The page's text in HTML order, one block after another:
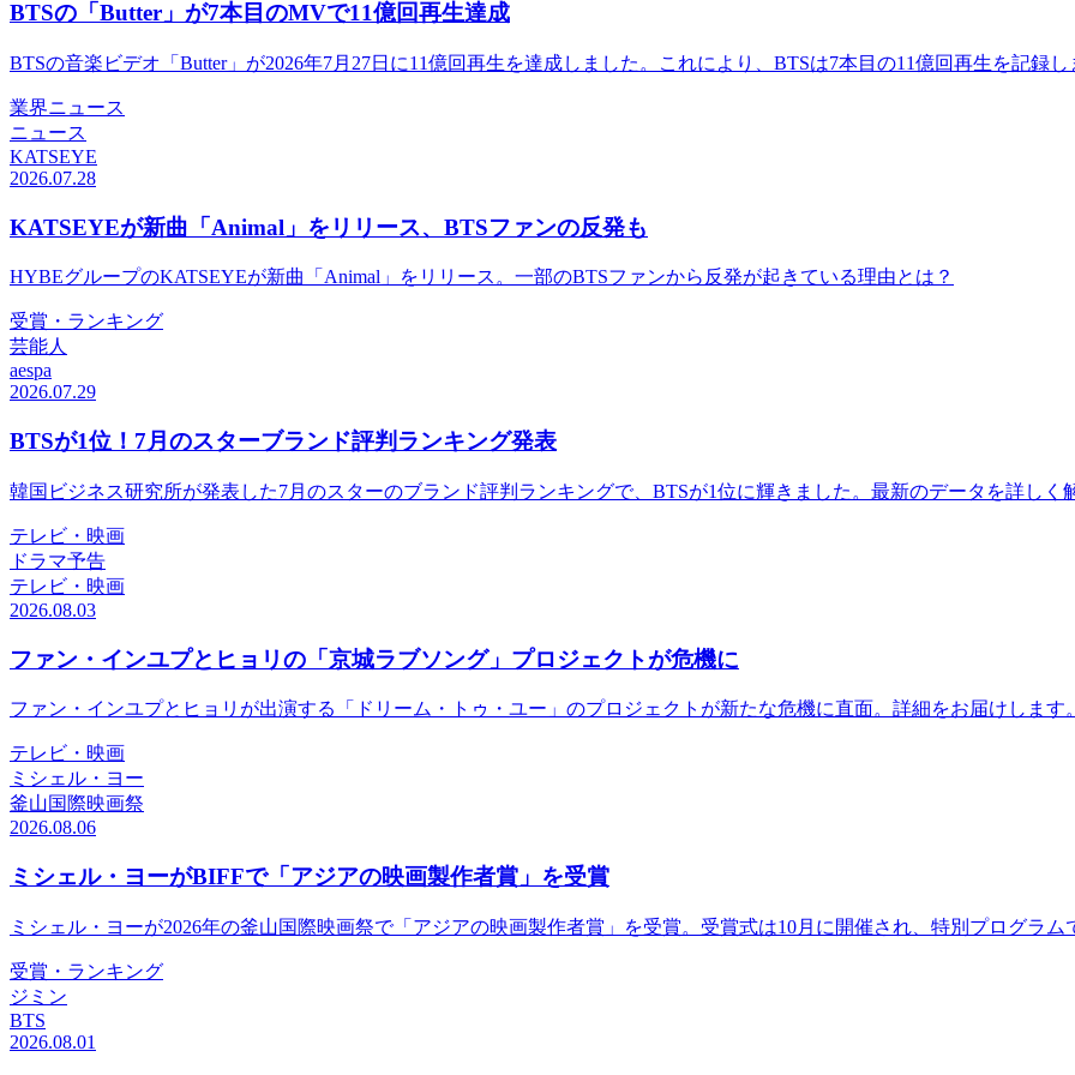
BTSの「Butter」が7本目のMVで11億回再生達成
BTSの音楽ビデオ「Butter」が2026年7月27日に11億回再生を達成しました。これにより、BTSは7本目の11億回再生を記録し
業界ニュース
ニュース
KATSEYE
2026.07.28
KATSEYEが新曲「Animal」をリリース、BTSファンの反発も
HYBEグループのKATSEYEが新曲「Animal」をリリース。一部のBTSファンから反発が起きている理由とは？
受賞・ランキング
芸能人
aespa
2026.07.29
BTSが1位！7月のスターブランド評判ランキング発表
韓国ビジネス研究所が発表した7月のスターのブランド評判ランキングで、BTSが1位に輝きました。最新のデータを詳しく
テレビ・映画
ドラマ予告
テレビ・映画
2026.08.03
ファン・インユプとヒョリの「京城ラブソング」プロジェクトが危機に
ファン・インユプとヒョリが出演する「ドリーム・トゥ・ユー」のプロジェクトが新たな危機に直面。詳細をお届けします。
テレビ・映画
ミシェル・ヨー
釜山国際映画祭
2026.08.06
ミシェル・ヨーがBIFFで「アジアの映画製作者賞」を受賞
ミシェル・ヨーが2026年の釜山国際映画祭で「アジアの映画製作者賞」を受賞。受賞式は10月に開催され、特別プログラム
受賞・ランキング
ジミン
BTS
2026.08.01